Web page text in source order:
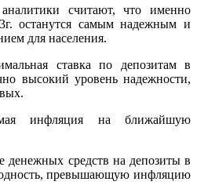
считают, что именно
останутся самым надежным и
для населения.
ставка по депозитам в
высокий уровень надежности,
инфляция на ближайшую
денежных средств на депозиты в
превышающую инфляцию